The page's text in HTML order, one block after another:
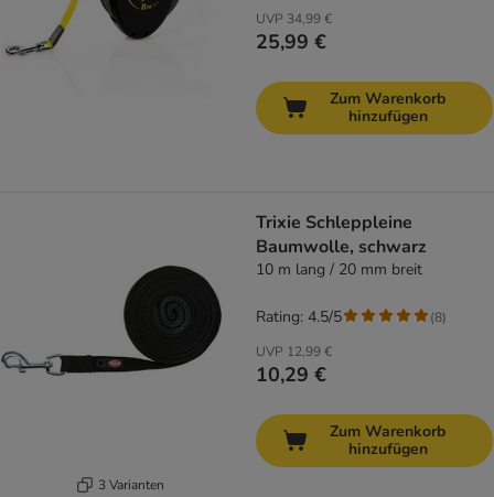
UVP 34,99 €
25,99 €
Zum Warenkorb
hinzufügen
3 Varianten
Trixie Schleppleine
Baumwolle, schwarz
10 m lang / 20 mm breit
UVP 12,99 €
10,29 €
Rating: 4.5/5 (8)
Zum Warenkorb
hinzufügen